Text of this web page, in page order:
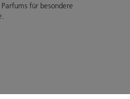
Parfums für besondere